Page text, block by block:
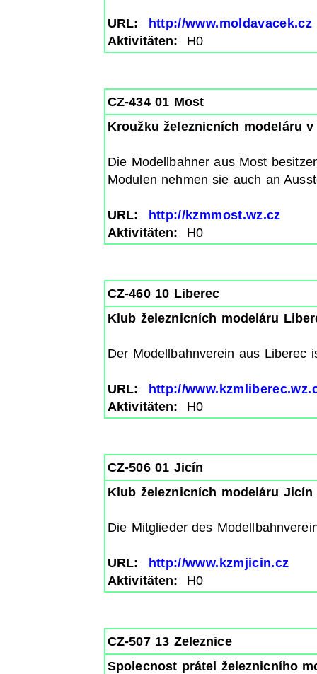
URL:
http://www.moldavacek.cz
Aktivitäten:
H0
CZ-434 01 Most
Kroužku železnicních modeláru v
Die Modellbahner aus Most
Modulen nehmen sie auch an
URL:
http://kzmmost.wz.cz
Aktivitäten:
H0
CZ-460 10 Liberec
Klub železnicních modeláru
Der Modellbahnverein aus Liberec
URL:
http://
Aktivitäten:
H0
CZ-506 01 Jicín
Klub železnicních modeláru Jicín
Die Mitglieder des
URL:
http://www.kzmjicin.cz
Aktivitäten:
H0
CZ-507 13 Zeleznice
Spolecnost prátel železnicního